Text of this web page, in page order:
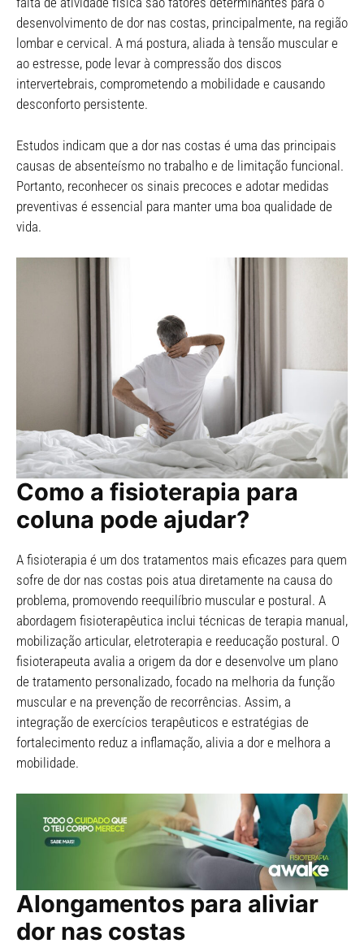
desenvolvimento de dor nas costas, principalmente, na região
lombar e cervical. A má postura, aliada à tensão muscular e
ao estresse, pode levar à compressão dos discos
intervertebrais, comprometendo a mobilidade e causando
desconforto persistente.
Estudos indicam que a dor nas costas é uma das principais
causas de absenteísmo no trabalho e de limitação funcional.
Portanto, reconhecer os sinais precoces e adotar medidas
preventivas é essencial para manter uma boa qualidade de
vida.
Como a fisioterapia para
coluna pode ajudar?
A fisioterapia é um dos tratamentos mais eficazes para quem
sofre de dor nas costas pois atua diretamente na causa do
problema, promovendo reequilíbrio muscular e postural. A
abordagem fisioterapêutica inclui técnicas de terapia manual,
mobilização articular, eletroterapia e reeducação postural. O
fisioterapeuta avalia a origem da dor e desenvolve um plano
de tratamento personalizado, focado na melhoria da função
muscular e na prevenção de recorrências. Assim, a
integração de exercícios terapêuticos e estratégias de
fortalecimento reduz a inflamação, alivia a dor e melhora a
mobilidade.
Alongamentos para aliviar
dor nas costas